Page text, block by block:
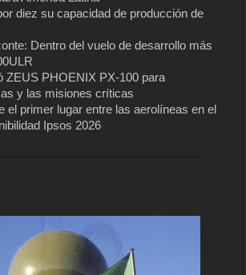
diez su capacidad de producción de
Dentro del vuelo de desarrollo más
ZEUS PHOENIX PX-100 para
y las misiones críticas
el primer lugar entre las aerolíneas en el
Ipsos 2026